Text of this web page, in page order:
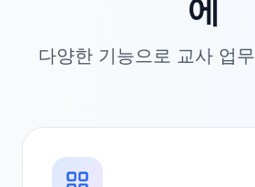
에
다양한 기능으로 교사 업